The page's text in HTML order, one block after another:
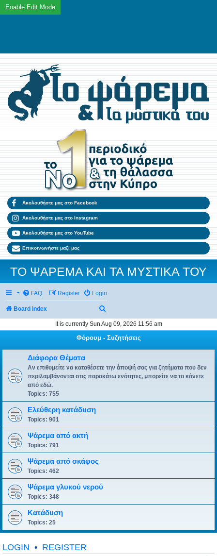
Ακολουθήστε μας στο Facebook
Ακολουθήστε μας στο Instagram
Ακολουθήστε μας στο YouTube
Επικοινωνήστε μαζί μας
ΤΟ ΨΑΡΕΜΑ ΚΑΙ ΤΑ ΜΥΣΤΙΚΑ ΤΟΥ
FAQ Login
Register
Board index
It is currently Sun Aug 09, 2026 11:56 am
Φόρουμ - Συζητήσεις
Διάφορα Θέματα
Αν επιθυμείτε να καταθέσετε την άποψή σας για ζητήματα που δεν
περιλαμβάνονται στις παρακάτω ενότητες, μπορείτε να το κάνετε
από εδώ.
Topics: 755
Ελεύθερη κατάδυση
Topics: 901
Ψάρεμα από ακτή
Topics: 791
Ψάρεμα από σκάφος
Topics: 462
Ψάρεμα γλυκού νερού
Topics: 348
Κατάδυση
Topics: 25
LOGIN • REGISTER